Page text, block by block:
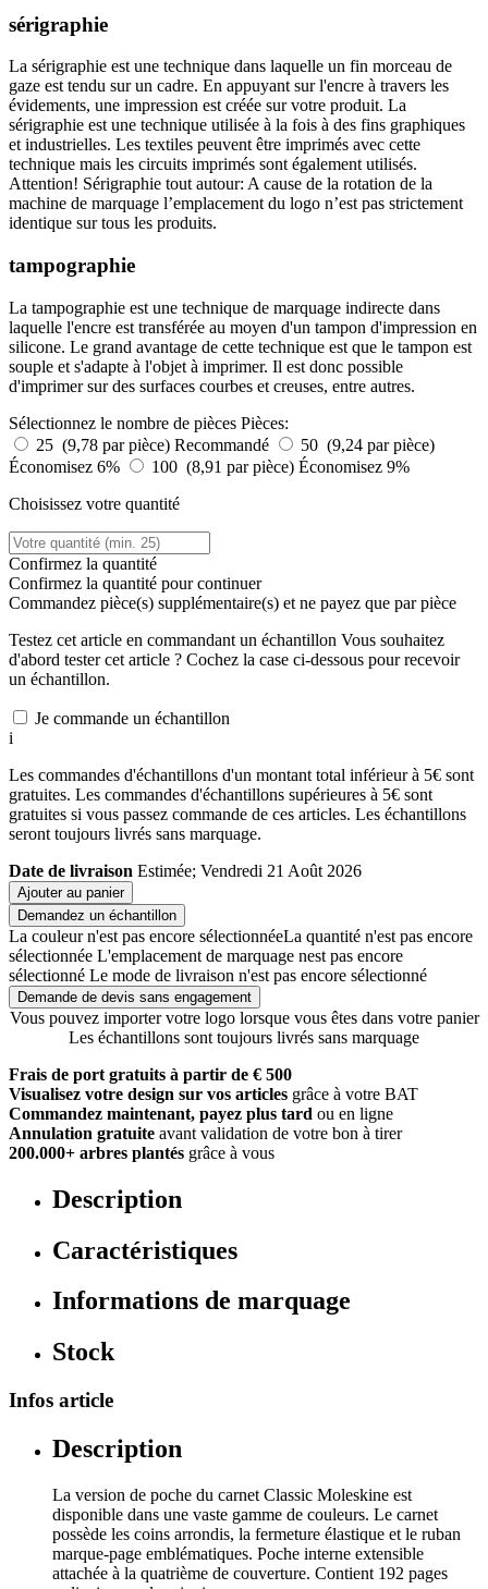
sérigraphie
La sérigraphie est une technique dans laquelle un fin morceau de
gaze est tendu sur un cadre. En appuyant sur l'encre à travers les
évidements, une impression est créée sur votre produit. La
sérigraphie est une technique utilisée à la fois à des fins graphiques
et industrielles. Les textiles peuvent être imprimés avec cette
technique mais les circuits imprimés sont également utilisés.
Attention! Sérigraphie tout autour: A cause de la rotation de la
machine de marquage l’emplacement du logo n’est pas strictement
identique sur tous les produits.
tampographie
La tampographie est une technique de marquage indirecte dans
laquelle l'encre est transférée au moyen d'un tampon d'impression en
silicone. Le grand avantage de cette technique est que le tampon est
souple et s'adapte à l'objet à imprimer. Il est donc possible
d'imprimer sur des surfaces courbes et creuses, entre autres.
Sélectionnez le nombre de pièces Pièces:
25 (9,78 par pièce) Recommandé
50 (9,24 par pièce)
Économisez 6%
100 (8,91 par pièce) Économisez 9%
Choisissez votre quantité
Confirmez la quantité
Confirmez la quantité pour continuer
Commandez pièce(s) supplémentaire(s) et ne payez que par pièce
Testez cet article en commandant un échantillon Vous souhaitez
d'abord tester cet article ? Cochez la case ci-dessous pour recevoir
un échantillon.
Je commande un échantillon
i
Les commandes d'échantillons d'un montant total inférieur à 5€ sont
gratuites. Les commandes d'échantillons supérieures à 5€ sont
gratuites si vous passez commande de ces articles. Les échantillons
seront toujours livrés sans marquage.
Date de livraison Estimée; Vendredi 21 Août 2026
Ajouter au panier
Demandez un échantillon
La couleur n'est pas encore sélectionnéeLa quantité n'est pas encore
sélectionnée L'emplacement de marquage nest pas encore
sélectionné Le mode de livraison n'est pas encore sélectionné
Demande de devis sans engagement
Vous pouvez importer votre logo lorsque vous êtes dans votre panier
Les échantillons sont toujours livrés sans marquage
Frais de port gratuits à partir de € 500
Visualisez votre design sur vos articles grâce à votre BAT
Commandez maintenant, payez plus tard ou en ligne
Annulation gratuite avant validation de votre bon à tirer
200.000+ arbres plantés grâce à vous
Description
Caractéristiques
Informations de marquage
Stock
Infos article
Description
La version de poche du carnet Classic Moleskine est
disponible dans une vaste gamme de couleurs. Le carnet
possède les coins arrondis, la fermeture élastique et le ruban
marque-page emblématiques. Poche interne extensible
attachée à la quatrième de couverture. Contient 192 pages